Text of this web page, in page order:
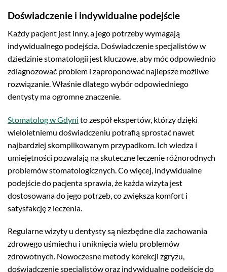
Doświadczenie i indywidualne podejście
Każdy pacjent jest inny, a jego potrzeby wymagają
indywidualnego podejścia. Doświadczenie specjalistów w
dziedzinie stomatologii jest kluczowe, aby móc odpowiednio
zdiagnozować problem i zaproponować najlepsze możliwe
rozwiązanie. Właśnie dlatego wybór odpowiedniego
dentysty ma ogromne znaczenie.
Stomatolog w Gdyni to zespół ekspertów, którzy dzięki
wieloletniemu doświadczeniu potrafią sprostać nawet
najbardziej skomplikowanym przypadkom. Ich wiedza i
umiejętności pozwalają na skuteczne leczenie różnorodnych
problemów stomatologicznych. Co więcej, indywidualne
podejście do pacjenta sprawia, że każda wizyta jest
dostosowana do jego potrzeb, co zwiększa komfort i
satysfakcję z leczenia.
Regularne wizyty u dentysty są niezbędne dla zachowania
zdrowego uśmiechu i uniknięcia wielu problemów
zdrowotnych. Nowoczesne metody korekcji zgryzu,
doświadczenie specjalistów oraz indywidualne podejście do